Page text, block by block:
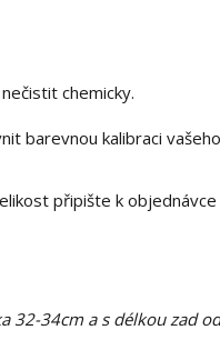
chemicky.
barevnou kalibraci
připište k objednávce
32-34cm a s délkou zad